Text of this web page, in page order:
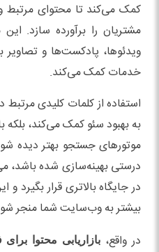
کمک می‌کند تا محتوای مرتبط
مشتریان را برآورده سازد.
ویدئوها، پادکست‌ها و
خدمات کمک می‌کند.
استفاده از کلمات کلیدی مرتبط
به بهبود سئو کمک می‌کند،
موتورهای جستجو بهتر دیده
درستی بهینه‌سازی شده باشد،
در جایگاه بالاتری قرار بگیرد
بیشتر به وب‌سایت شما منجر
در واقع، بازاریابی محتوا